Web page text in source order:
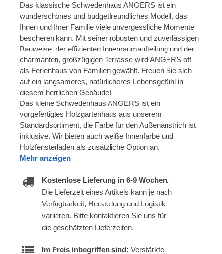
Das klassische Schwedenhaus ANGERS ist ein
wunderschönes und budgetfreundliches Modell, das
Ihnen und Ihrer Familie viele unvergessliche Momente
bescheren kann. Mit seiner robusten und zuverlässigen
Bauweise, der effizienten Innenraumaufteilung und der
charmanten, großzügigen Terrasse wird ANGERS oft
als Ferienhaus von Familien gewählt. Freuen Sie sich
auf ein langsameres, natürlicheres Lebensgefühl in
diesem herrlichen Gebäude!
Das kleine Schwedenhaus ANGERS ist ein
vorgefertigtes Holzgartenhaus aus unserem
Standardsortiment, die Farbe für den Außenanstrich ist
inklusive. Wir bieten auch weiße Innenfarbe und
Holzfensterläden als zusätzliche Option an.
Mehr anzeigen
Kostenlose Lieferung in 6-9 Wochen.
Die Lieferzeit eines Artikels kann je nach
Verfügbarkeit, Herstellung und Logistik
variieren. Bitte kontaktieren Sie uns für
die geschätzten Lieferzeiten.
Im Preis inbegriffen sind: Verstärkte